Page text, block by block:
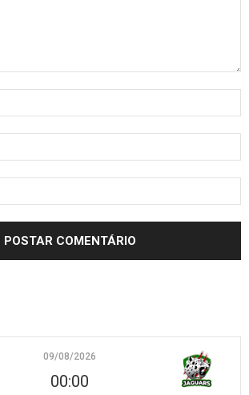
09/08/2026
00:00